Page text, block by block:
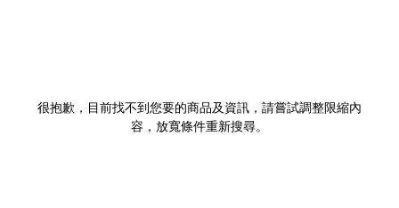
很抱歉，目前找不到您要的商品及資訊，請嘗試調整限縮內
容，放寬條件重新搜尋。